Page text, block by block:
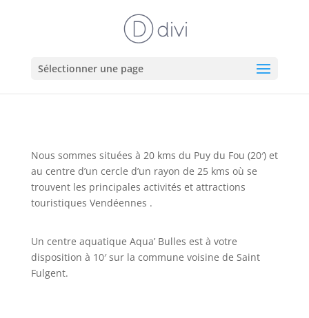
Sélectionner une page
Nous sommes situées à 20 kms du Puy du Fou (20′) et
au centre d’un cercle d’un rayon de 25 kms où se
trouvent les principales activités et attractions
touristiques Vendéennes .
Un centre aquatique Aqua’ Bulles est à votre
disposition à 10′ sur la commune voisine de Saint
Fulgent.